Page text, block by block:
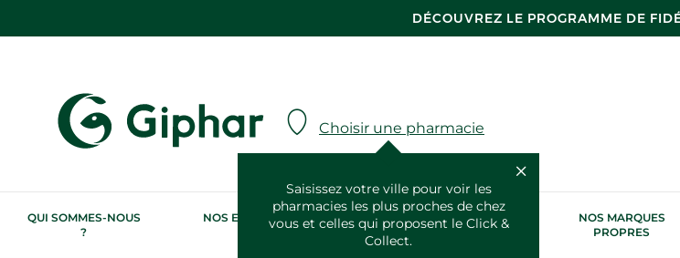
DÉCOUVREZ LE PROGRAMME DE
Choisir une pharmacie
Saisissez votre ville pour voir les
pharmacies les plus proches de chez
vous et celles qui proposent le Click &
Collect.
QUI SOMMES-NOUS
?
NOS ENGAGEMENTS
RSE
NOS SERVICES
SANTÉ
NOS MARQUES
PROPRES